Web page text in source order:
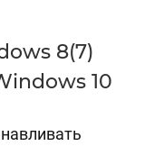
8(7)
10